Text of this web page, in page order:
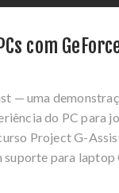
com
— uma
do PC para
Project G-
para laptop